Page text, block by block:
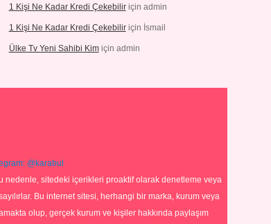
1 Kişi Ne Kadar Kredi Çekebiliriçin admin
1 Kişi Ne Kadar Kredi Çekebiliriçin İsmail
Ülke Tv Yeni Sahibi Kimiçin admin
@karabul
nedenle, sitedeki içerikleri proaktif olarak denetleme veya
Bu internet sitesi, herhangi bir marka, kurum veya
olup, gerçek kurum ve kişiler hakkında paylaşım